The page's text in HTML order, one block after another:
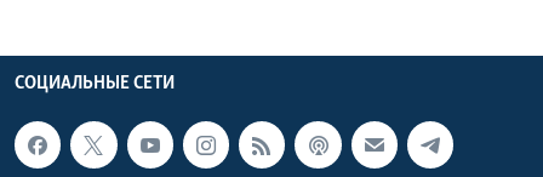
СОЦИАЛЬНЫЕ СЕТИ